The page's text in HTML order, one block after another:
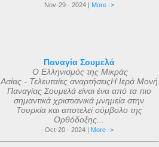
Nov-29 - 2024 | More ->
Παναγία Σουμελά
Ο Ελληνισμός της Μικράς
Ασίας - Τελευταίες αναρτήσειςΗ Ιερά Μονή
Παναγίας Σουμελά είναι ένα από τα πιο
σημαντικά χριστιανικά μνημεία στην
Τουρκία και αποτελεί σύμβολο της
Ορθόδοξης...
Oct-20 - 2024 | More ->